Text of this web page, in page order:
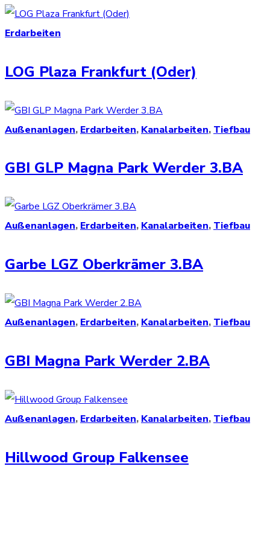
Erdarbeiten
LOG Plaza Frankfurt (Oder)
Außenanlagen, Erdarbeiten, Kanalarbeiten, Tiefbau
GBI GLP Magna Park Werder 3.BA
Außenanlagen, Erdarbeiten, Kanalarbeiten, Tiefbau
Garbe LGZ Oberkrämer 3.BA
Außenanlagen, Erdarbeiten, Kanalarbeiten, Tiefbau
GBI Magna Park Werder 2.BA
Außenanlagen, Erdarbeiten, Kanalarbeiten, Tiefbau
Hillwood Group Falkensee